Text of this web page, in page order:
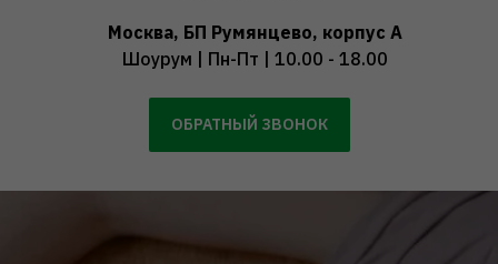
Москва, БП Румянцево, корпус А
Шоурум | Пн-Пт | 10.00 - 18.00
ОБРАТНЫЙ ЗВОНОК